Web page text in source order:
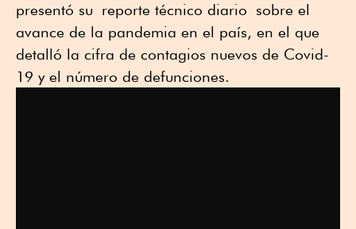
presentó su reporte técnico diario sobre el
avance de la pandemia en el país, en el que
detalló la cifra de contagios nuevos de Covid-
19 y el número de defunciones.